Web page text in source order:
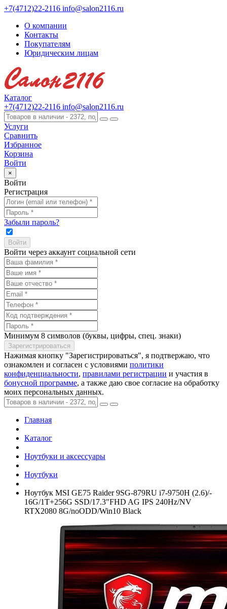
+7(4712)22-2116 info@salon2116.ru
О компании
Контакты
Покупателям
Юридическим лицам
Каталог
+7(4712)22-2116 info@salon2116.ru
Услуги
Сравнить
Избранное
Корзина
Войти
×
Войти
Регистрация
Забыли пароль?
Войти через аккаунт социальной сети
Минимум 8 символов (буквы, цифры, спец. знаки)
Нажимая кнопку "Зарегистрироваться", я подтвержаю, что
ознакомлен и согласен с условиями политики
конфиденциальности, правилами регистрации и участия в
бонусной программе, а также даю свое согласие на обработку
моих персональных данных.
Главная
Каталог
Ноутбуки и аксессуары
Ноутбуки
Ноутбук MSI GE75 Raider 9SG-879RU i7-9750H (2.6)/­
16G/­1T+­256G SSD/­17.3"FHD AG IPS 240Hz/­NV
RTX2080 8G/­noODD/­Win10 Black